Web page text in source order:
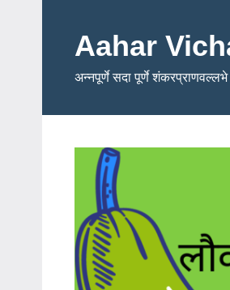
contentAahar
अन्नपूर्णे सदा पूर्णे शंकरप्राणवल्लभे